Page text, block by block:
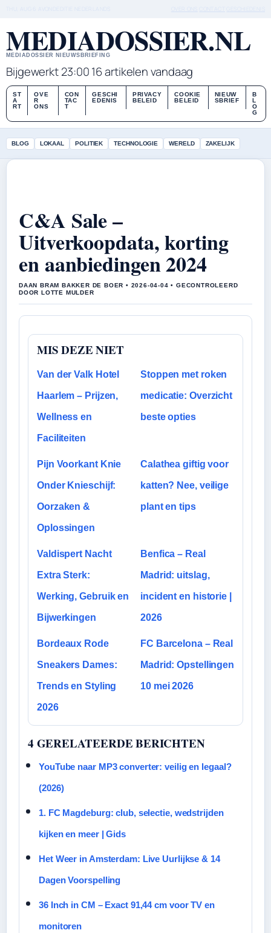
MEDIADOSSIER.NL
MEDIADOSSIER NIEUWSBRIEFING
Bijgewerkt 23:0016 artikelen vandaag
ST
A
RT
OVE
R
ONS
CON
TAC
T
GESCHI
EDENIS
PRIVACY
BELEID
COOKIE
BELEID
NIEUW
SBRIEF
B
L
O
G
BLOG LOKAAL POLITIEK TECHNOLOGIE WERELD ZAKELIJK
C&A Sale –
Uitverkoopdata, korting
en aanbiedingen 2024
DAAN BRAM BAKKER DE BOER • 2026-04-04 • GECONTROLEERD
DOOR LOTTE MULDER
MIS DEZE NIET
Van der Valk Hotel
Haarlem – Prijzen,
Wellness en
Faciliteiten
Stoppen met roken
medicatie: Overzicht
beste opties
Pijn Voorkant Knie
Onder Knieschijf:
Oorzaken &
Oplossingen
Calathea giftig voor
katten? Nee, veilige
plant en tips
Valdispert Nacht
Extra Sterk:
Werking, Gebruik en
Bijwerkingen
Benfica – Real
Madrid: uitslag,
incident en historie |
2026
Bordeaux Rode
Sneakers Dames:
Trends en Styling
2026
FC Barcelona – Real
Madrid: Opstellingen
10 mei 2026
4 GERELATEERDE BERICHTEN
YouTube naar MP3 converter: veilig en legaal?
(2026)
1. FC Magdeburg: club, selectie, wedstrijden
kijken en meer | Gids
Het Weer in Amsterdam: Live Uurlijkse & 14
Dagen Voorspelling
36 Inch in CM – Exact 91,44 cm voor TV en
monitoren